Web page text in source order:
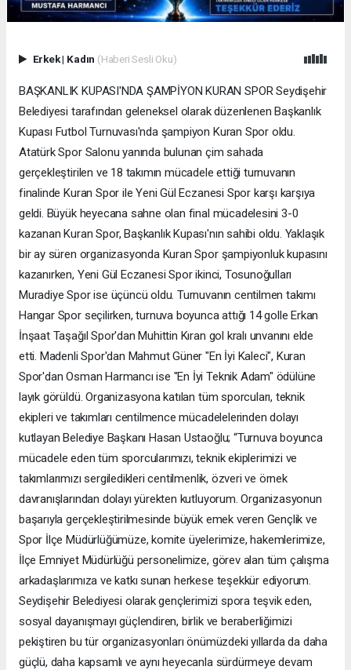
Erkek| Kadın (Haberi Sesli Oku)
BAŞKANLIK KUPASI'NDA ŞAMPİYON KURAN SPOR Seydişehir
Belediyesi tarafından geleneksel olarak düzenlenen Başkanlık
Kupası Futbol Turnuvası'nda şampiyon Kuran Spor oldu.
Atatürk Spor Salonu yanında bulunan çim sahada
gerçekleştirilen ve 18 takımın mücadele ettiği turnuvanın
finalinde Kuran Spor ile Yeni Gül Eczanesi Spor karşı karşıya
geldi. Büyük heyecana sahne olan final mücadelesini 3-0
kazanan Kuran Spor, Başkanlık Kupası'nın sahibi oldu. Yaklaşık
bir ay süren organizasyonda Kuran Spor şampiyonluk kupasını
kazanırken, Yeni Gül Eczanesi Spor ikinci, Tosunoğulları
Muradiye Spor ise üçüncü oldu. Turnuvanın centilmen takımı
Hangar Spor seçilirken, turnuva boyunca attığı 14 golle Erkan
İnşaat Taşağıl Spor'dan Muhittin Kıran gol kralı unvanını elde
etti. Madenli Spor'dan Mahmut Güner "En İyi Kaleci", Kuran
Spor'dan Osman Harmancı ise "En İyi Teknik Adam" ödülüne
layık görüldü. Organizasyona katılan tüm sporcuları, teknik
ekipleri ve takımları centilmence mücadelelerinden dolayı
kutlayan Belediye Başkanı Hasan Ustaoğlu; “Turnuva boyunca
mücadele eden tüm sporcularımızı, teknik ekiplerimizi ve
takımlarımızı sergiledikleri centilmenlik, özveri ve örnek
davranışlarından dolayı yürekten kutluyorum. Organizasyonun
başarıyla gerçekleştirilmesinde büyük emek veren Gençlik ve
Spor İlçe Müdürlüğümüze, komite üyelerimize, hakemlerimize,
İlçe Emniyet Müdürlüğü personelimize, görev alan tüm çalışma
arkadaşlarımıza ve katkı sunan herkese teşekkür ediyorum.
Seydişehir Belediyesi olarak gençlerimizi spora teşvik eden,
sosyal dayanışmayı güçlendiren, birlik ve beraberliğimizi
pekiştiren bu tür organizasyonları önümüzdeki yıllarda da daha
güçlü, daha kapsamlı ve aynı heyecanla sürdürmeye devam